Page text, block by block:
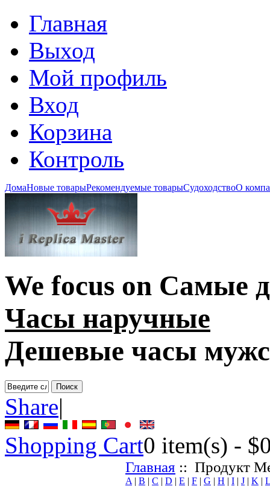
Главная
Выход
Мой профиль
Вход
Корзина
Контроль
ДомаНовые товарыРекомендуемые товарыСудоходствоО
We focus on Самые
Часы наручные
Дешевые часы
Share|
Shopping Cart0 item(s) -
Главная :: Продукт
A | B | C | D | E | F | G | H | I | J | K | L